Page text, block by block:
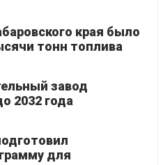
края было
тонн топлива
завод
2032 года
для